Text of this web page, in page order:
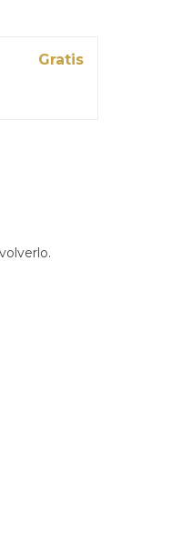
Gratis